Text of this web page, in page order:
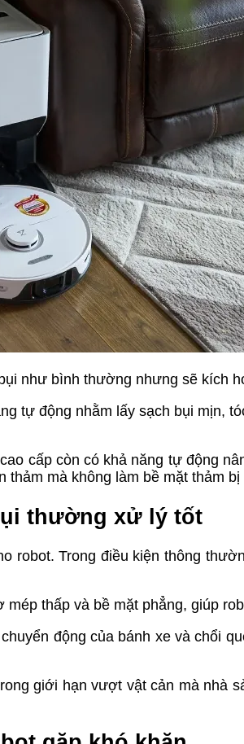
như bình thường nhưng sẽ kích
tự động nhằm lấy sạch bụi mịn,
cấp còn có khả năng tự động
thảm mà không làm bề mặt thảm
thường xử lý tốt
robot. Trong điều kiện thông
thấp và bề mặt phẳng, giúp
động của bánh xe và chổi
giới hạn vượt vật cản mà nhà